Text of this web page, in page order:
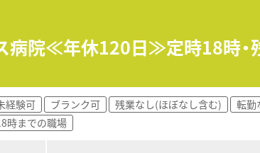
病院≪年休120日≫定時18時・
経験可 ブランク可 残業なし(ほぼなし含む) 転勤
時までの職場